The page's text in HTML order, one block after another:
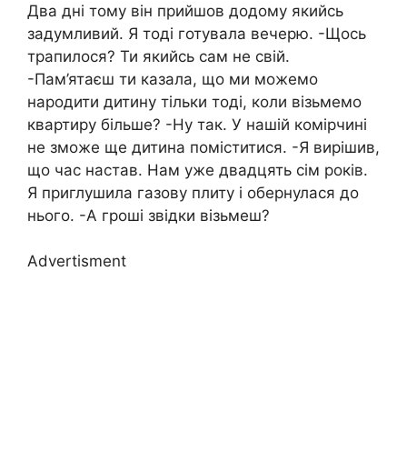
Два дні тому він прийшов додому якийсь
задумливий. Я тоді готувала вечерю. -Щось
трапилося? Ти якийсь сам не свій.
-Пам’ятаєш ти казала, що ми можемо
народити дитину тільки тоді, коли візьмемо
квартиру більше? -Ну так. У нашій комірчині
не зможе ще дитина поміститися. -Я вирішив,
що час настав. Нам уже двадцять сім років.
Я приглушила газову плиту і обернулася до
нього. -А гроші звідки візьмеш?
Advertisment